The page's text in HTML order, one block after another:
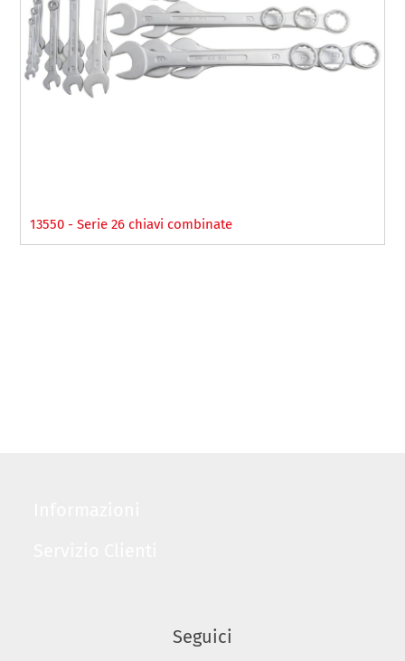
13550 - Serie 26 chiavi combinate
Seguici